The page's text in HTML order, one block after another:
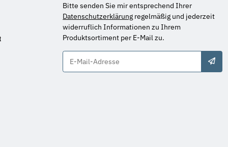
Bitte senden Sie mir entsprechend Ihrer
Datenschutzerklärung regelmäßig und jederzeit
widerruflich Informationen zu Ihrem
Produktsortiment per E-Mail zu.